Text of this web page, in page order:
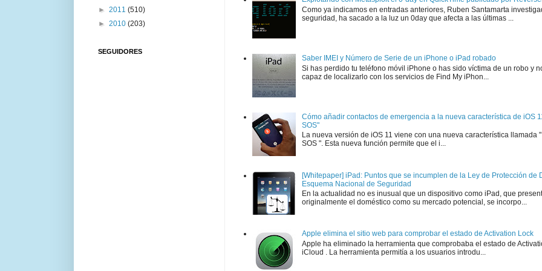
Como ya indicamos en entradas anteriores, Ruben Santamarta
seguridad, ha sacado a la luz un 0day que afecta a las últimas ...
Saber IMEI y Número de Serie de un iPhone o iPad robado
Si has perdido tu teléfono móvil iPhone o has sido víctima de un robo y
capaz de localizarlo con los servicios de Find My iPhon...
Cómo añadir contactos de emergencia a la nueva característica de iOS
SOS"
La nueva versión de iOS 11 viene con una nueva característica llamada
SOS ". Esta nueva función permite que el i...
[Whitepaper] iPad: Puntos que se incumplen de la Ley de Protección de
Esquema Nacional de Seguridad
En la actualidad no es inusual que un dispositivo como iPad, que
originalmente el doméstico como su mercado potencial, se incorpo...
Apple elimina el sitio web para comprobar el estado de Activation Lock
Apple ha eliminado la herramienta que comprobaba el estado de
iCloud . La herramienta permitía a los usuarios introdu...
► 2011 (510)
► 2010 (203)
SEGUIDORES